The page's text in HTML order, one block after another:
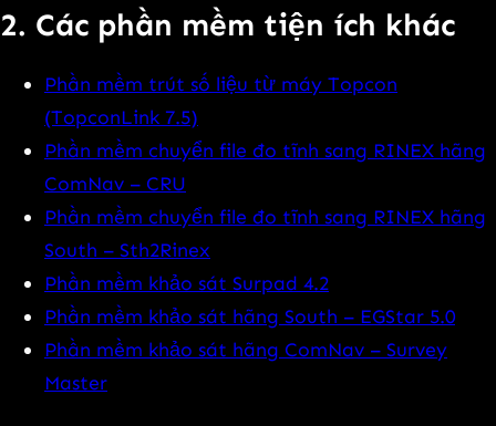
2. Các phần mềm tiện ích khác
Phần mềm trút số liệu từ máy Topcon
(TopconLink 7.5)
Phần mềm chuyển file đo tĩnh sang RINEX hãng
ComNav – CRU
Phần mềm chuyển file đo tĩnh sang RINEX hãng
South – Sth2Rinex
Phần mềm khảo sát Surpad 4.2
Phần mềm khảo sát hãng South – EGStar 5.0
Phần mềm khảo sát hãng ComNav – Survey
Master